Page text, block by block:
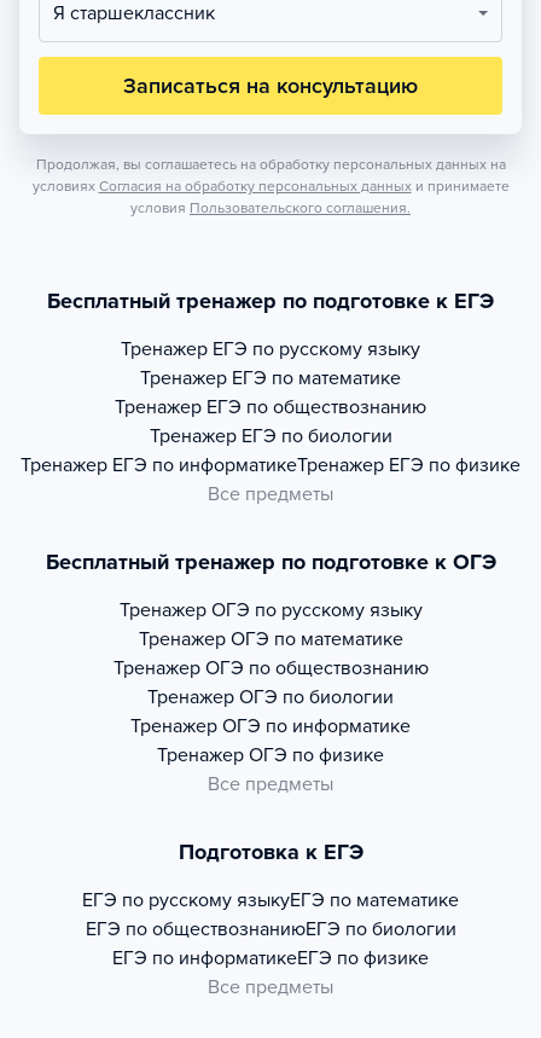
Я старшеклассник
Записаться на консультацию
Продолжая, вы соглашаетесь на обработку персональных данных на
условиях Согласия на обработку персональных данных и принимаете
условия Пользовательского соглашения.
Бесплатный тренажер по подготовке к ЕГЭ
Тренажер ЕГЭ по русскому языку
Тренажер ЕГЭ по математике
Тренажер ЕГЭ по обществознанию
Тренажер ЕГЭ по биологии
Тренажер ЕГЭ по информатикеТренажер ЕГЭ по физике
Все предметы
Бесплатный тренажер по подготовке к ОГЭ
Тренажер ОГЭ по русскому языку
Тренажер ОГЭ по математике
Тренажер ОГЭ по обществознанию
Тренажер ОГЭ по биологии
Тренажер ОГЭ по информатике
Тренажер ОГЭ по физике
Все предметы
Подготовка к ЕГЭ
ЕГЭ по русскому языкуЕГЭ по математике
ЕГЭ по обществознаниюЕГЭ по биологии
ЕГЭ по информатикеЕГЭ по физике
Все предметы